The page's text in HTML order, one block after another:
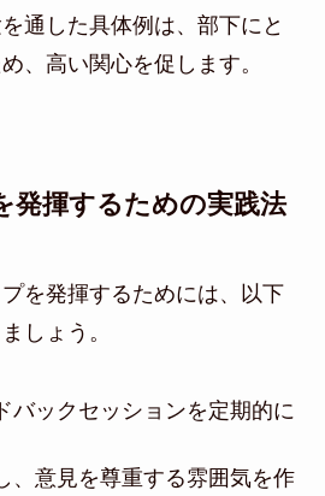
通した具体例は、部下にと
、高い関心を促します。
発揮するための実践法
を発揮するためには、以下
しょう。
バックセッションを定期的に
、意見を尊重する雰囲気を作